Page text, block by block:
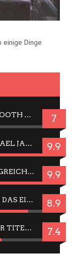
einige Dinge
JBL TUNE 720BT: OVER EAR BLUETOOTH KOPFHÖRER UM DIE 50,-€ IM DAUER-TEST 7
WEGEN DES ERFOLGES – MJ: MICHAEL JACKSON MUSICAL IN EINER MATINEE SEHEN 9.9
JELLYFISH HAMBURG: DAS ERFOLGREICHE SOMMER-MENÜ 2025 IN GEFÜHLEN UND BILDERN 9.9
CÉSAR FÜR JIM CARREY? WARUM DAS EINER DER NERVIGSTEN ACTORS IST UND BLEIBT 8.9
JING JING: IN-THAI RÄUMT WIEDER TITEL AB – EIN ZWEI-STUNDEN-ERLEBNISBERICHT 7.4